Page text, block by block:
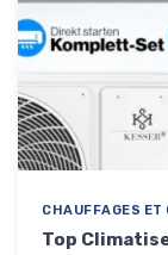
CHAUFFAGES
Top